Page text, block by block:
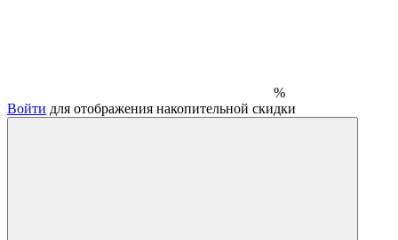
%
Войти для отображения накопительной скидки